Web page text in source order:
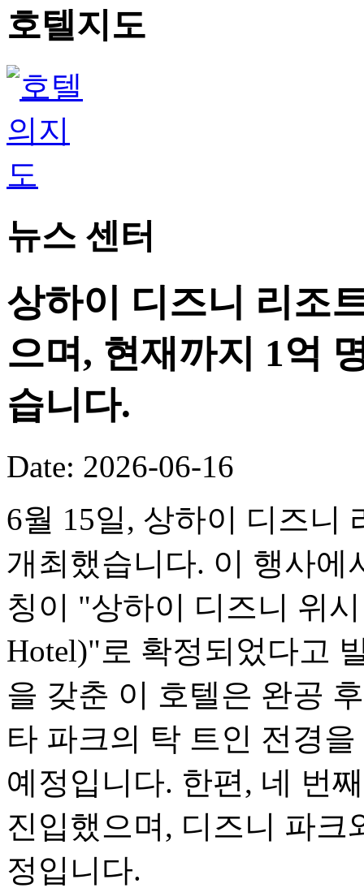
호텔지도
뉴스 센터
상하이 디즈니 리조
으며, 현재까지 1억
습니다.
Date: 2026-06-16
6월 15일, 상하이 디즈니
개최했습니다. 이 행사에
칭이 "상하이 디즈니 위시
Hotel)"로 확정되었다고
을 갖춘 이 호텔은 완공
타 파크의 탁 트인 전경
예정입니다. 한편, 네 번
진입했으며, 디즈니 파크
정입니다.